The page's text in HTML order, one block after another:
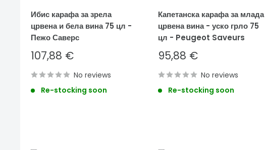
Ибис карафа за зрела
црвена и бела вина 75 цл -
Пежо Саверс
Sale
price
107,88 €
No reviews
Re-stocking soon
Капетанска карафа за млада
црвена вина - уско грло 75
цл - Peugeot Saveurs
Sale
price
95,88 €
No reviews
Re-stocking soon